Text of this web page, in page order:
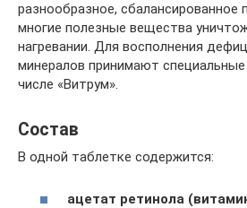
разнообразное, сбалансированное
многие полезные вещества
нагревании. Для восполнения
минералов принимают
числе «Витрум».
Состав
В одной таблетке содержится:
ацетат ретинола